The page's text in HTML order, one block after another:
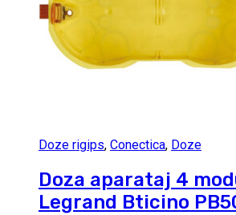
Doze rigips, Conectica, Doze
Doza aparataj 4
Legrand Bticino